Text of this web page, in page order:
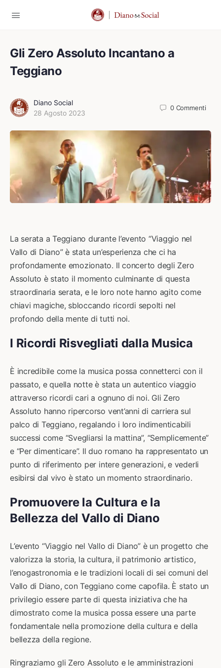
Gli Zero Assoluto Incantano a
Teggiano
Diano Social
28 Agosto 2023
0 Commenti
La serata a Teggiano durante l’evento “Viaggio nel
Vallo di Diano” è stata un’esperienza che ci ha
profondamente emozionato. Il concerto degli Zero
Assoluto è stato il momento culminante di questa
straordinaria serata, e le loro note hanno agito come
chiavi magiche, sbloccando ricordi sepolti nel
profondo della mente di tutti noi.
I Ricordi Risvegliati dalla Musica
È incredibile come la musica possa connetterci con il
passato, e quella notte è stata un autentico viaggio
attraverso ricordi cari a ognuno di noi. Gli Zero
Assoluto hanno ripercorso vent’anni di carriera sul
palco di Teggiano, regalando i loro indimenticabili
successi come “Svegliarsi la mattina”, “Semplicemente”
e “Per dimenticare”. Il duo romano ha rappresentato un
punto di riferimento per intere generazioni, e vederli
esibirsi dal vivo è stato un momento straordinario.
Promuovere la Cultura e la
Bellezza del Vallo di Diano
L’evento “Viaggio nel Vallo di Diano” è un progetto che
valorizza la storia, la cultura, il patrimonio artistico,
l’enogastronomia e le tradizioni locali di sei comuni del
Vallo di Diano, con Teggiano come capofila. È stato un
privilegio essere parte di questa iniziativa che ha
dimostrato come la musica possa essere una parte
fondamentale nella promozione della cultura e della
bellezza della regione.
Ringraziamo gli Zero Assoluto e le amministrazioni